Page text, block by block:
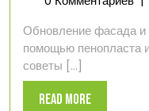
Обновление фасада и
помощью пенопласта
советы [...]
Read MoreRead